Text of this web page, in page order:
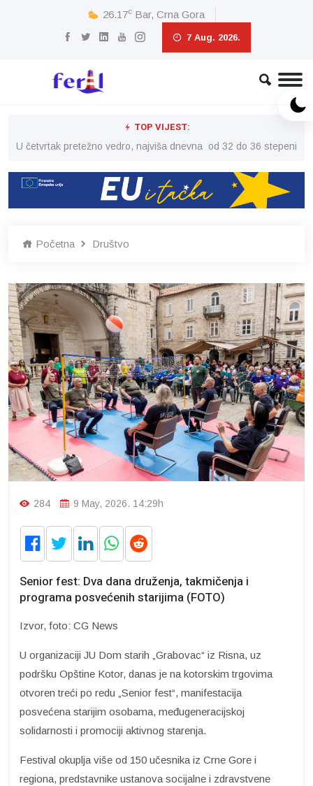
26.17c Bar, Crna Gora
7 Aug. 2026.
TOP VIJEST:
U četvrtak pretežno vedro, najviša dnevna od 32 do 36 stepeni
Početna Društvo
284 9 May, 2026. 14:29h
Senior fest: Dva dana druženja, takmičenja i
programa posvećenih starijima (FOTO)
Izvor, foto: CG News
U organizaciji JU Dom starih „Grabovac“ iz Risna, uz
podršku Opštine Kotor, danas je na kotorskim trgovima
otvoren treći po redu „Senior fest“, manifestacija
posvećena starijim osobama, međugeneracijskoj
solidarnosti i promociji aktivnog starenja.
Festival okuplja više od 150 učesnika iz Crne Gore i
regiona, predstavnike ustanova socijalne i zdravstvene